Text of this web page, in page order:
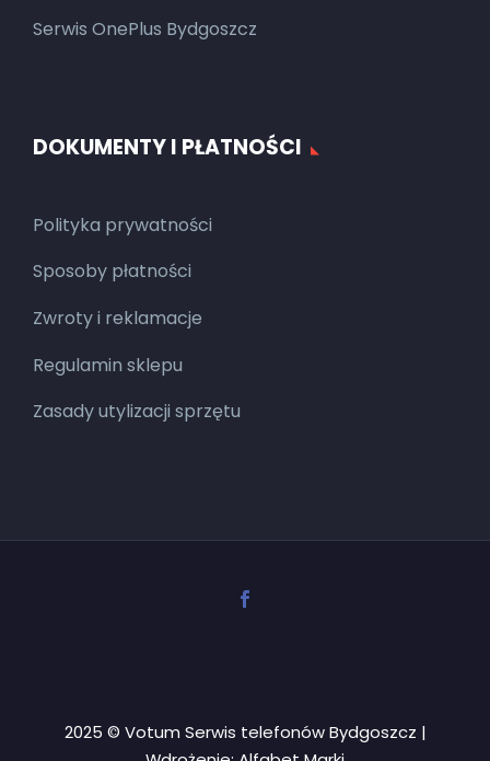
Serwis OnePlus Bydgoszcz
DOKUMENTY I PŁATNOŚCI
Polityka prywatności
Sposoby płatności
Zwroty i reklamacje
Regulamin sklepu
Zasady utylizacji sprzętu
2025 © Votum Serwis telefonów Bydgoszcz |